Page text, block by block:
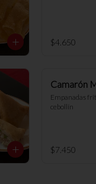
$4.650
Camarón
Empanadas
cebollín
$7.450